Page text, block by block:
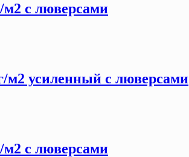
м2 с люверсами
м2 усиленный с люверсами
м2 с люверсами